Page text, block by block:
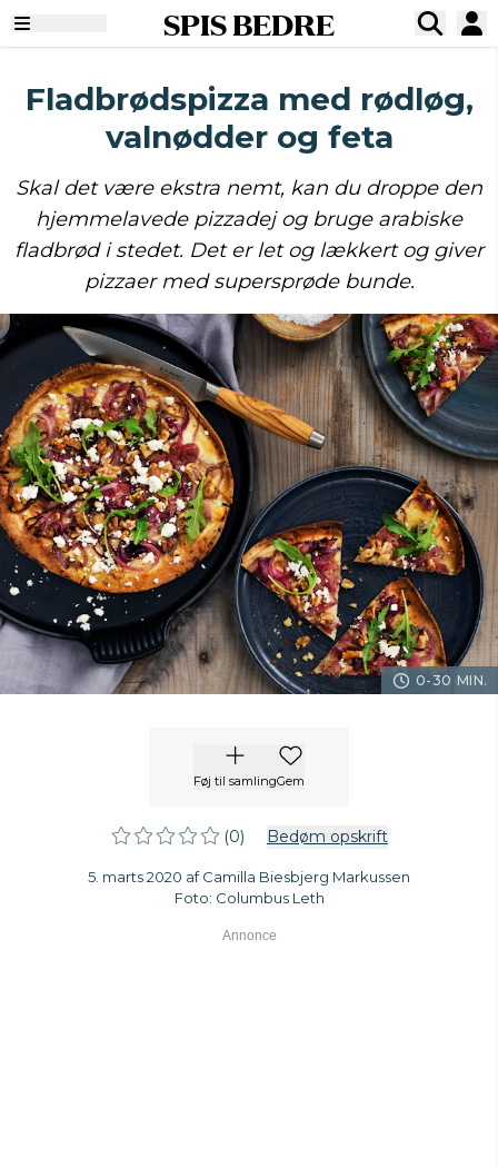
SPIS BEDRE
Fladbrødspizza med rødløg,
valnødder og feta
Skal det være ekstra nemt, kan du droppe den
hjemmelavede pizzadej og bruge arabiske
fladbrød i stedet. Det er let og lækkert og giver
pizzaer med supersprøde bunde.
0-30 MIN.
Føj til samlingGem
(0) Bedøm opskrift
5. marts 2020 af Camilla Biesbjerg Markussen
Foto: Columbus Leth